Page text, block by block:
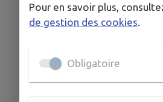
Pour en savoir plus,
de gestion des cookies
Obligatoire